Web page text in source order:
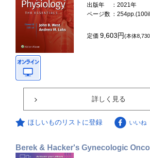
出版年
：2021年
ページ数 ：
定価9,603円(本体
詳しく見る
ほしいものリストに登録 いいね
Berek & Hacker's Gynecologic